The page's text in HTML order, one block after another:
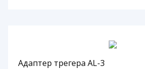
Адаптер трегера AL-3